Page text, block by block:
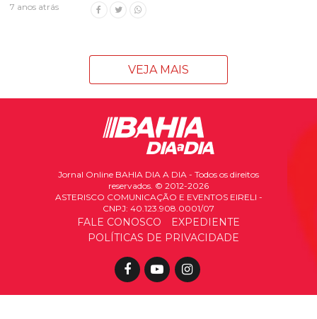
7 anos atrás
VEJA MAIS
Jornal Online BAHIA DIA A DIA - Todos os direitos
reservados. © 2012-2026
ASTERISCO COMUNICAÇÃO E EVENTOS EIRELI -
CNPJ: 40.123.908.0001/07
FALE CONOSCO
EXPEDIENTE
POLÍTICAS DE PRIVACIDADE